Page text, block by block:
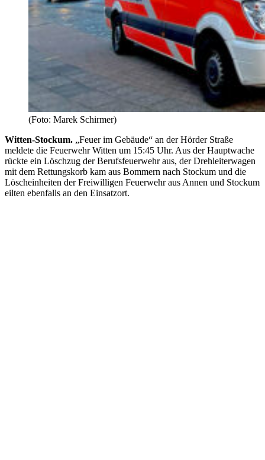
(Foto: Marek Schirmer)
Witten-Stockum. „Feuer im Gebäude“ an der Hörder Straße
meldete die Feuerwehr Witten um 15:45 Uhr. Aus der Hauptwache
rückte ein Löschzug der Berufsfeuerwehr aus, der Drehleiterwagen
mit dem Rettungskorb kam aus Bommern nach Stockum und die
Löscheinheiten der Freiwilligen Feuerwehr aus Annen und Stockum
eilten ebenfalls an den Einsatzort.